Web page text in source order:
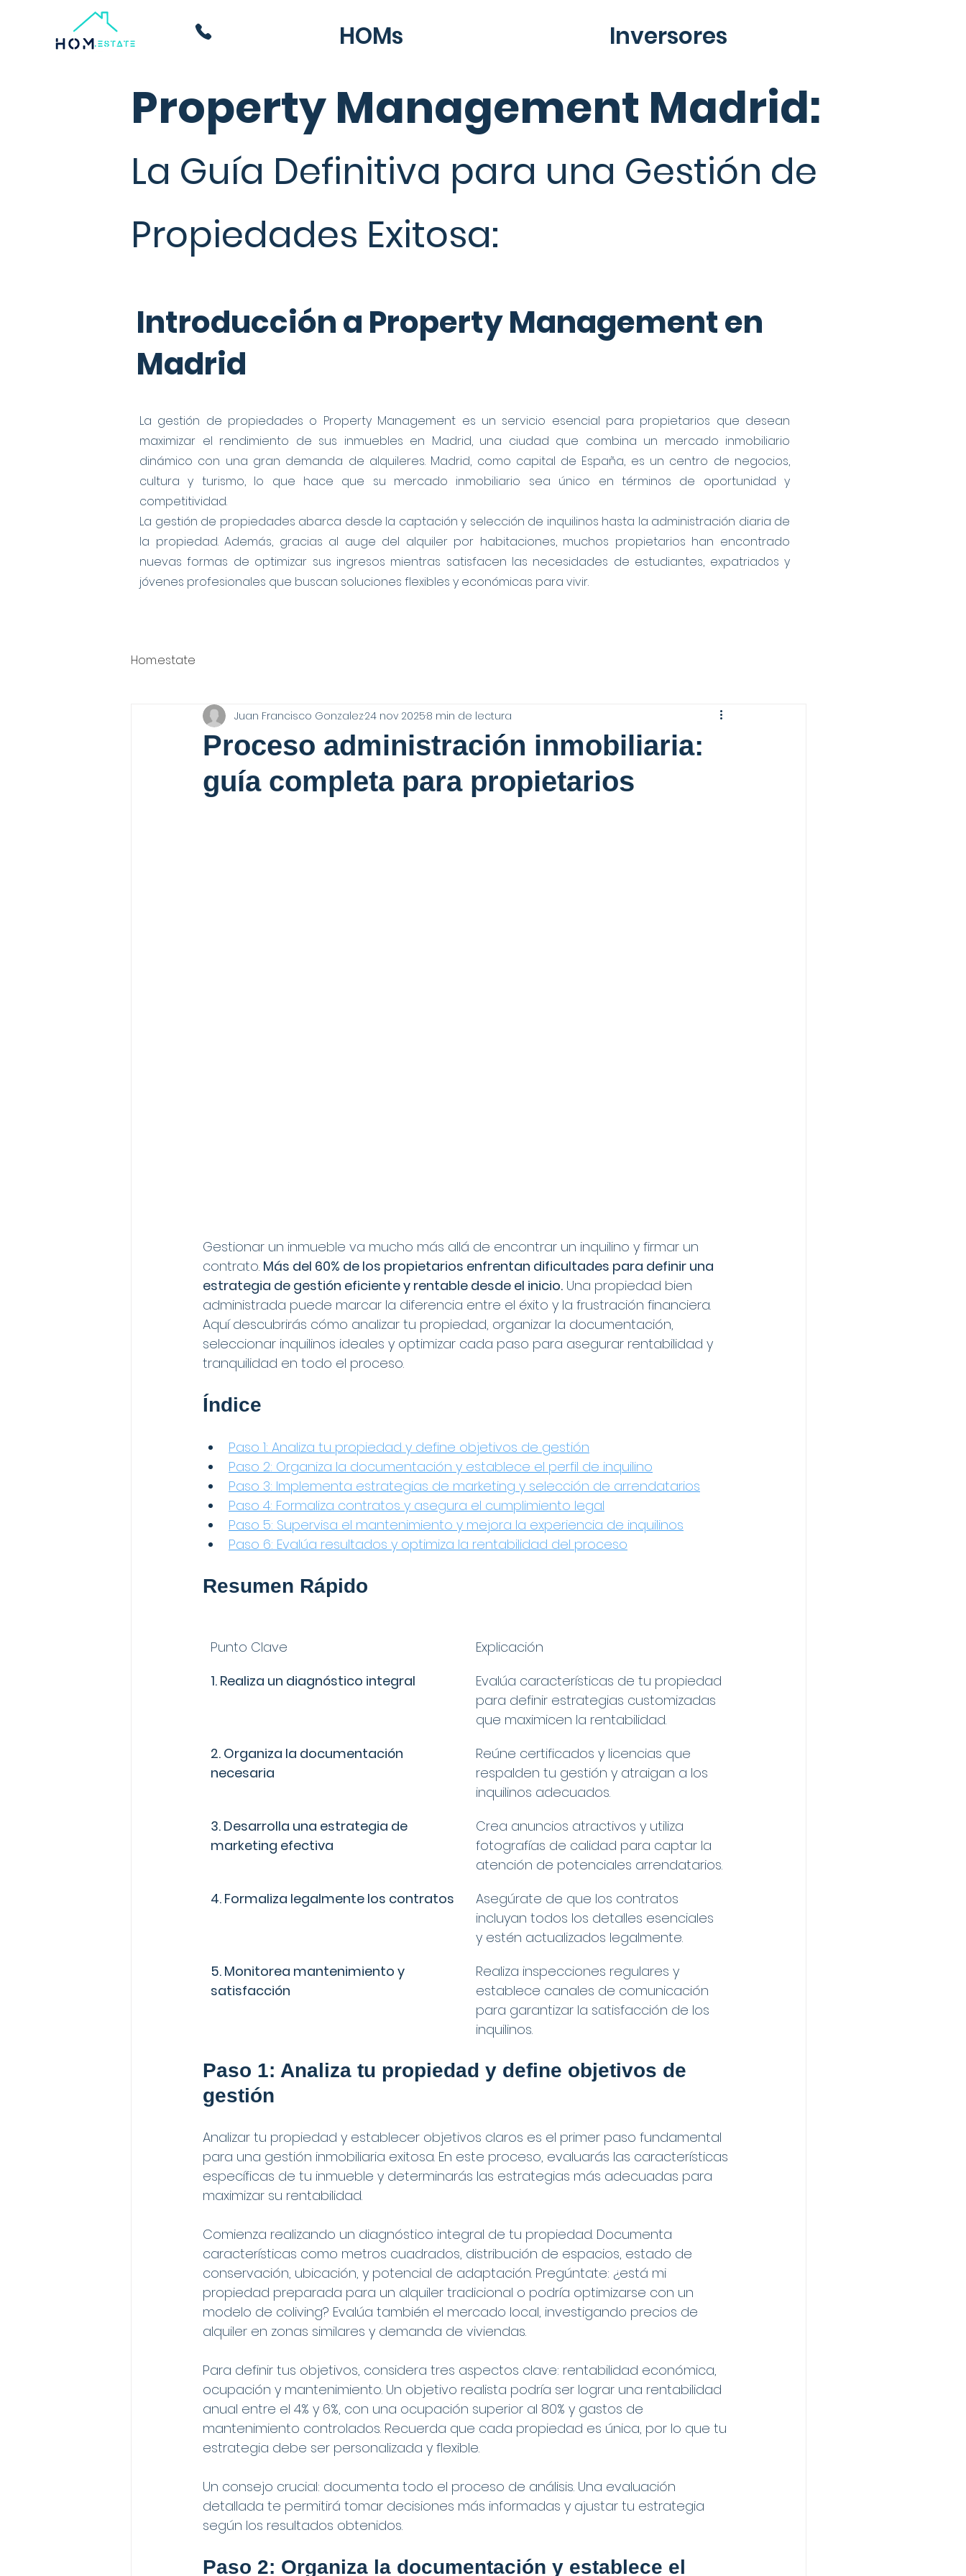
HOMs Inversores
Property Management Madrid:
La Guía Definitiva para una Gestión de
Propiedades Exitosa:
Introducción a Property Management en
Madrid
La gestión de propiedades o Property Management es un servicio esencial para propietarios que desean
maximizar el rendimiento de sus inmuebles en Madrid, una ciudad que combina un mercado inmobiliario
dinámico con una gran demanda de alquileres. Madrid, como capital de España, es un centro de negocios,
cultura y turismo, lo que hace que su mercado inmobiliario sea único en términos de oportunidad y
competitividad.
La gestión de propiedades abarca desde la captación y selección de inquilinos hasta la administración diaria de
la propiedad. Además, gracias al auge del alquiler por habitaciones, muchos propietarios han encontrado
nuevas formas de optimizar sus ingresos mientras satisfacen las necesidades de estudiantes, expatriados y
jóvenes profesionales que buscan soluciones flexibles y económicas para vivir.
Hom.estate
Proceso administración inmobiliaria:
guía completa para propietarios
Juan Francisco Gonzalez24 nov 20258 min de lectura
Gestionar un inmueble va mucho más allá de encontrar un inquilino y firmar un
contrato. Más del 60% de los propietarios enfrentan dificultades para definir una
estrategia de gestión eficiente y rentable desde el inicio. Una propiedad bien
administrada puede marcar la diferencia entre el éxito y la frustración financiera.
Aquí descubrirás cómo analizar tu propiedad, organizar la documentación,
seleccionar inquilinos ideales y optimizar cada paso para asegurar rentabilidad y
tranquilidad en todo el proceso.
Índice
Paso 1: Analiza tu propiedad y define objetivos de gestión
Paso 2: Organiza la documentación y establece el perfil de inquilino
Paso 3: Implementa estrategias de marketing y selección de arrendatarios
Paso 4: Formaliza contratos y asegura el cumplimiento legal
Paso 5: Supervisa el mantenimiento y mejora la experiencia de inquilinos
Paso 6: Evalúa resultados y optimiza la rentabilidad del proceso
Resumen Rápido
Punto Clave
Explicación
1. Realiza un diagnóstico integral
Evalúa características de tu propiedad
para definir estrategias customizadas
que maximicen la rentabilidad.
2. Organiza la documentación
necesaria
Reúne certificados y licencias que
respalden tu gestión y atraigan a los
inquilinos adecuados.
3. Desarrolla una estrategia de
marketing efectiva
Crea anuncios atractivos y utiliza
fotografías de calidad para captar la
atención de potenciales arrendatarios.
4. Formaliza legalmente los contratos
Asegúrate de que los contratos
incluyan todos los detalles esenciales
y estén actualizados legalmente.
5. Monitorea mantenimiento y
satisfacción
Realiza inspecciones regulares y
establece canales de comunicación
para garantizar la satisfacción de los
inquilinos.
Paso 1: Analiza tu propiedad y define objetivos de
gestión
Analizar tu propiedad y establecer objetivos claros es el primer paso fundamental
para una gestión inmobiliaria exitosa. En este proceso, evaluarás las características
específicas de tu inmueble y determinarás las estrategias más adecuadas para
maximizar su rentabilidad.
Comienza realizando un diagnóstico integral de tu propiedad. Documenta
características como metros cuadrados, distribución de espacios, estado de
conservación, ubicación, y potencial de adaptación. Pregúntate: ¿está mi
propiedad preparada para un alquiler tradicional o podría optimizarse con un
modelo de coliving? Evalúa también el mercado local, investigando precios de
alquiler en zonas similares y demanda de viviendas.
Para definir tus objetivos, considera tres aspectos clave: rentabilidad económica,
ocupación y mantenimiento. Un objetivo realista podría ser lograr una rentabilidad
anual entre el 4% y 6%, con una ocupación superior al 80% y gastos de
mantenimiento controlados. Recuerda que cada propiedad es única, por lo que tu
estrategia debe ser personalizada y flexible.
Un consejo crucial: documenta todo el proceso de análisis. Una evaluación
detallada te permitirá tomar decisiones más informadas y ajustar tu estrategia
según los resultados obtenidos.
Paso 2: Organiza la documentación y establece el